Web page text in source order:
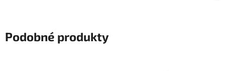
Podobné produkty